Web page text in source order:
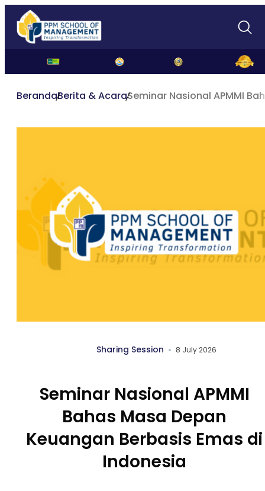
BerandaBerita & AcaraSeminar Nasional APMMI
Sharing Session 8 July 2026
Seminar Nasional APMMI
Bahas Masa Depan
Keuangan Berbasis Emas di
Indonesia